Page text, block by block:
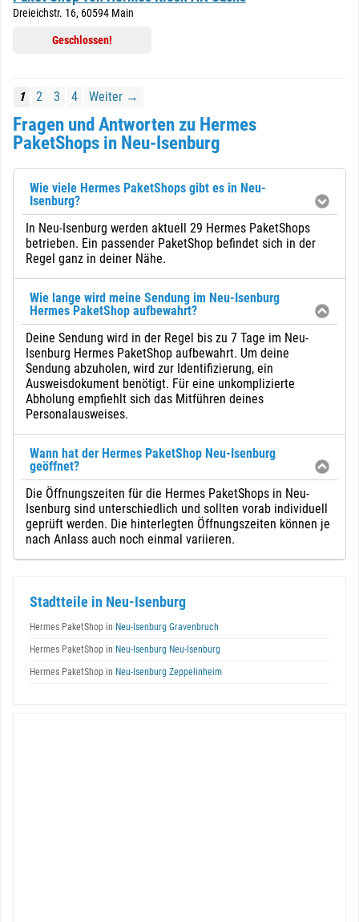
Dreieichstr. 16, 60594 Main
Geschlossen!
1 2 3 4 Weiter →
Fragen und Antworten zu Hermes
PaketShops in Neu-Isenburg
Wie viele Hermes PaketShops gibt es in Neu-
Isenburg?
In Neu-Isenburg werden aktuell 29 Hermes PaketShops
betrieben. Ein passender PaketShop befindet sich in der
Regel ganz in deiner Nähe.
Wie lange wird meine Sendung im Neu-Isenburg
Hermes PaketShop aufbewahrt?
Deine Sendung wird in der Regel bis zu 7 Tage im Neu-
Isenburg Hermes PaketShop aufbewahrt. Um deine
Sendung abzuholen, wird zur Identifizierung, ein
Ausweisdokument benötigt. Für eine unkomplizierte
Abholung empfiehlt sich das Mitführen deines
Personalausweises.
Wann hat der Hermes PaketShop Neu-Isenburg
geöffnet?
Die Öffnungszeiten für die Hermes PaketShops in Neu-
Isenburg sind unterschiedlich und sollten vorab individuell
geprüft werden. Die hinterlegten Öffnungszeiten können je
nach Anlass auch noch einmal variieren.
Stadtteile in Neu-Isenburg
Hermes PaketShop in Neu-Isenburg Gravenbruch
Hermes PaketShop in Neu-Isenburg Neu-Isenburg
Hermes PaketShop in Neu-Isenburg Zeppelinheim